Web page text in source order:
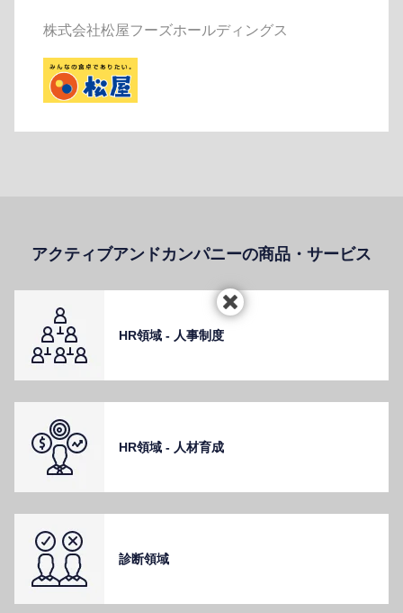
株式会社松屋フーズホールディングス
アクティブアンドカンパニーの商品・サービス
HR領域 - ⼈事制度
HR領域 - ⼈材育成
診断領域